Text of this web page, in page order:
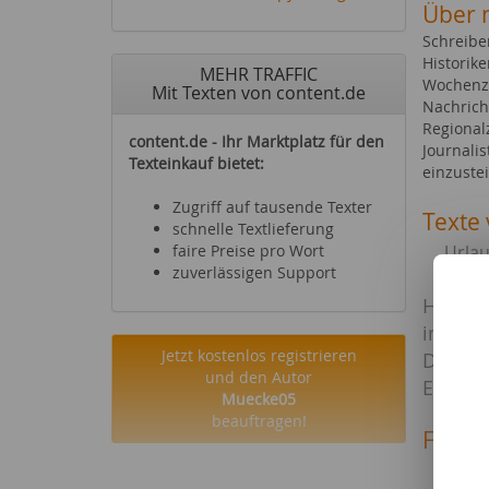
MEHR TRAFFIC
Mit Texten von content.de
content.de - Ihr Marktplatz für den
Texteinkauf bietet:
Zugriff auf tausende Texter
schnelle Textlieferung
faire Preise pro Wort
zuverlässigen Support
Jetzt kostenlos registrieren
und den Autor
Muecke05
beauftragen!
Über
Texte
im
Das